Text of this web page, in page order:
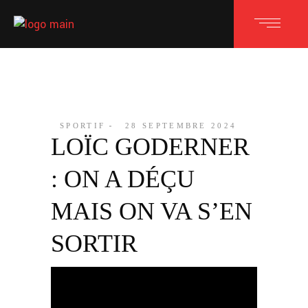
SPORTIF 28 SEPTEMBRE 2024
LOÏC GODERNER
: ON A DÉÇU
MAIS ON VA S’EN
SORTIR